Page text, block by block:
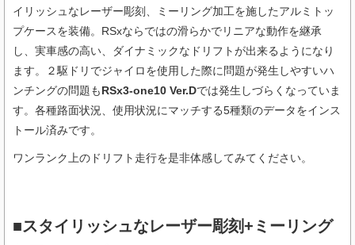
イリッシュなレーザー彫刻、ミーリング加工を施したアルミトッ
プケースを装備。RSxならではの滑らかでリニアな動作を継承
し、実車感の高い、ダイナミックなドリフトが出来るようになり
ます。２駆ドリでジャイロを使用した際に問題が発生しやすいハ
ンチングの問題もRSx3-one10 Ver.Dでは発生しづらくなっていま
す。各種路面状況、使用状況にマッチする5種類のデータをインス
トール済みです。
ワンランク上のドリフト走行を是非体感してみてください。
■スタイリッシュなレーザー彫刻+ミーリング